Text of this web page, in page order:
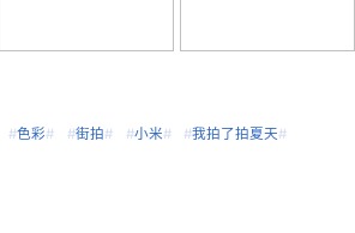
#色彩# #街拍# #小米# #我拍了拍夏天#